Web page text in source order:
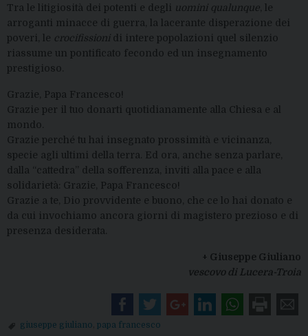
Tra le litigiosità dei potenti e degli uomini qualunque , le
arroganti minacce di guerra, la lacerante disperazione dei
poveri, le crocifissionidi intere popolazioni quel silenzio
riassume un pontificato fecondo ed un insegnamento
prestigioso.
Grazie, Papa Francesco!
Grazie per il tuo donarti quotidianamente alla Chiesa e al
mondo.
Grazie perché tu hai insegnato prossimità e vicinanza,
specie agli ultimi della terra. Ed ora, anche senza parlare,
dalla “cattedra” della sofferenza, inviti alla pace e alla
solidarietà: Grazie, Papa Francesco!
Grazie a te, Dio provvidente e buono, che ce lo hai donato e
da cui invochiamo ancora giorni di magistero prezioso e di
presenza desiderata.
+ Giuseppe Giuliano
vescovo di Lucera-Troia
giuseppe giuliano papa francesco